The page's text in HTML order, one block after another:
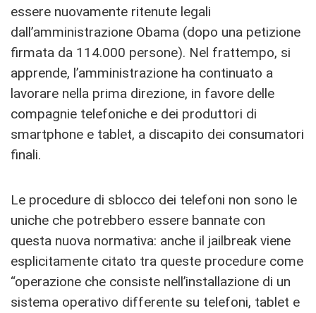
essere nuovamente ritenute legali
dall’amministrazione Obama (dopo una petizione
firmata da 114.000 persone). Nel frattempo, si
apprende, l’amministrazione ha continuato a
lavorare nella prima direzione, in favore delle
compagnie telefoniche e dei produttori di
smartphone e tablet, a discapito dei consumatori
finali.
Le procedure di sblocco dei telefoni non sono le
uniche che potrebbero essere bannate con
questa nuova normativa: anche il jailbreak viene
esplicitamente citato tra queste procedure come
“operazione che consiste nell’installazione di un
sistema operativo differente su telefoni, tablet e